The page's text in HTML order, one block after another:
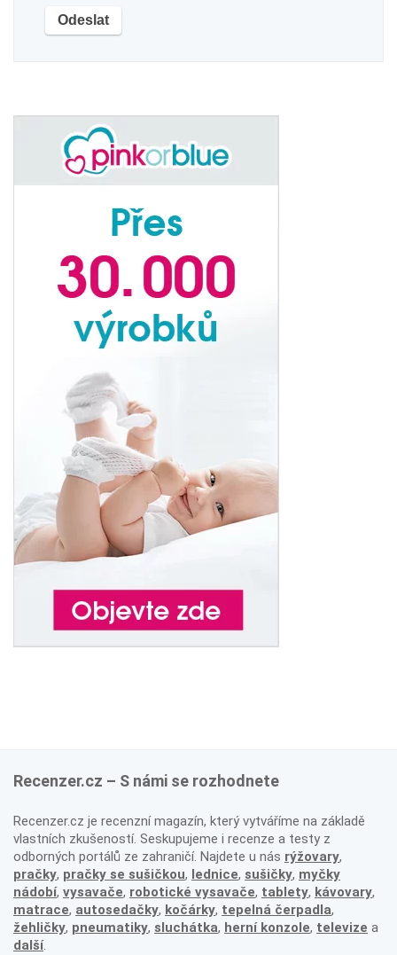
Recenzer.cz – S námi se rozhodnete
Recenzer.cz je recenzní magazín, který vytváříme na základě
vlastních zkušeností. Seskupujeme i recenze a testy z
odborných portálů ze zahraničí. Najdete u nás rýžovary,
pračky, pračky se sušičkou, lednice, sušičky, myčky
nádobí, vysavače, robotické vysavače, tablety, kávovary,
matrace, autosedačky, kočárky, tepelná čerpadla,
žehličky, pneumatiky, sluchátka, herní konzole, televize a
další.